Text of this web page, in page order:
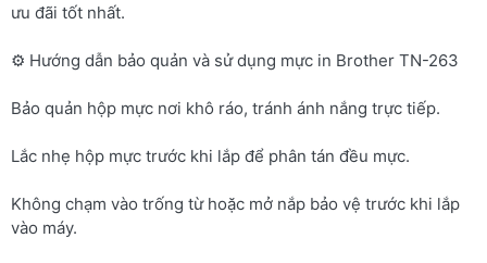
ưu đãi tốt nhất.
⚙️ Hướng dẫn bảo quản và sử dụng mực in Brother TN-263
Bảo quản hộp mực nơi khô ráo, tránh ánh nắng trực tiếp.
Lắc nhẹ hộp mực trước khi lắp để phân tán đều mực.
Không chạm vào trống từ hoặc mở nắp bảo vệ trước khi lắp
vào máy.